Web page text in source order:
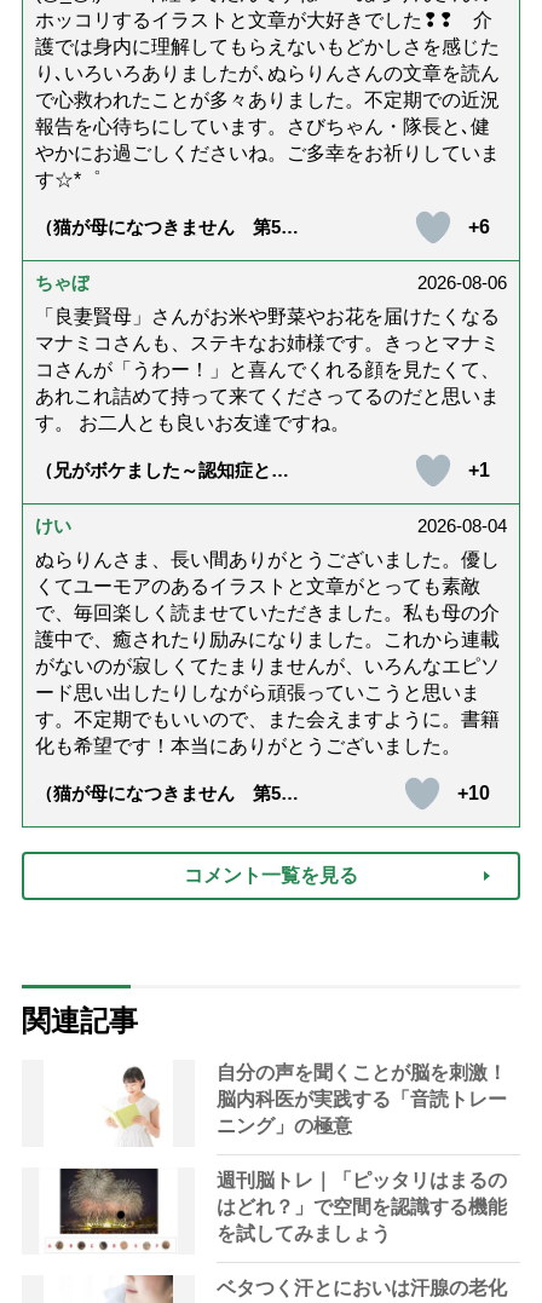
ホッコリするイラストと文章が大好きでした❢❢ 介
護では身内に理解してもらえないもどかしさを感じた
り､いろいろありましたが､ぬらりんさんの文章を読ん
で心救われたことが多々ありました。不定期での近況
報告を心待ちにしています。さびちゃん・隊長と､健
やかにお過ごしくださいね。ご多幸をお祈りしていま
す☆*゜
（猫が母になつきません 第500
+6
ちゃぼ
2026-08-06
「良妻賢母」さんがお米や野菜やお花を届けたくなる
マナミコさんも、ステキなお姉様です。きっとマナミ
コさんが「うわー！」と喜んでくれる顔を見たくて、
あれこれ詰めて持って来てくださってるのだと思いま
す。 お二人とも良いお友達ですね。
（兄がボケました～認知症と介
達』が届きました」）
+1
けい
2026-08-04
ぬらりんさま、長い間ありがとうございました。優し
くてユーモアのあるイラストと文章がとっても素敵
で、毎回楽しく読ませていただきました。私も母の介
護中で、癒されたり励みになりました。これから連載
がないのが寂しくてたまりませんが、いろんなエピソ
ード思い出したりしながら頑張っていこうと思いま
す。不定期でもいいので、また会えますように。書籍
化も希望です！本当にありがとうございました。
（猫が母になつきません 第500
+10
コメント一覧を見る
関連記事
自分の声を聞くことが脳を刺激！
脳内科医が実践する「音読トレー
ニング」の極意
週刊脳トレ｜「ピッタリはまるの
はどれ？」で空間を認識する機能
を試してみましょう
ベタつく汗とにおいは汗腺の老化